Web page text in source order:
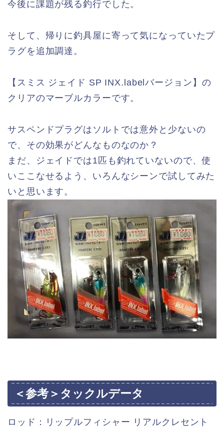
今後に課題が残る釣行でした。
そして、帰りに釣具屋に寄って気になっていたプ
ラグを追加調達。
【スミス ジェイド SP INX.labelバージョン】の
クリアのマーブルカラーです。
サスペンドプラグはソルトでは意外と少ないの
で、その効果がどんなものなのか？
まだ、ジェイドでは1匹も釣れていないので、使
いここなせるよう、いろんなシーンで試してみた
いと思います。
＜参考＞タックルデータ
ロッド：リップルフィシャー リアルクレセント